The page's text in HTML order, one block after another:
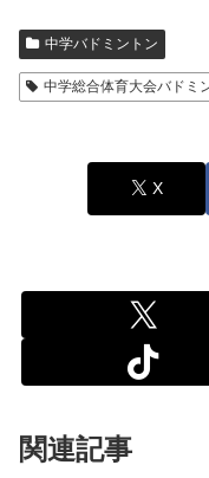
中学バドミントン
中学総合体育大会バドミ
X
関連記事